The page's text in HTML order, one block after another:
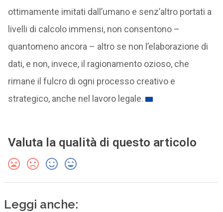
ottimamente imitati dall’umano e senz’altro portati a
livelli di calcolo immensi, non consentono –
quantomeno ancora – altro se non l’elaborazione di
dati, e non, invece, il ragionamento ozioso, che
rimane il fulcro di ogni processo creativo e
strategico, anche nel lavoro legale.
Valuta la qualità di questo articolo
Leggi anche: